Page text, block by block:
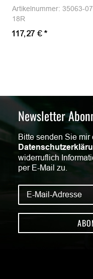
Artikelnummer: 35063-
18R
117,27 €*
Newsletter
Bitte senden Sie mir
widerruflich
per E-Mail zu.